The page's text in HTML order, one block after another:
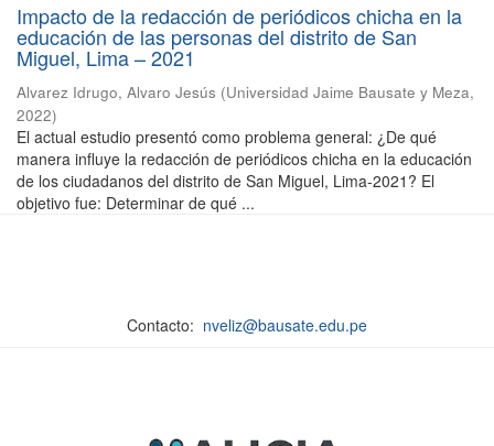
Impacto de la redacción de periódicos chicha en la
educación de las personas del distrito de San
Miguel, Lima – 2021
Alvarez Idrugo, Alvaro Jesús (Universidad Jaime Bausate y Meza,
2022)
El actual estudio presentó como problema general: ¿De qué
manera influye la redacción de periódicos chicha en la educación
de los ciudadanos del distrito de San Miguel, Lima-2021? El
objetivo fue: Determinar de qué ...
Contacto: nveliz@bausate.edu.pe